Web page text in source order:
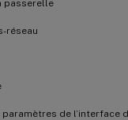
passerelle
réseau
de l’interface